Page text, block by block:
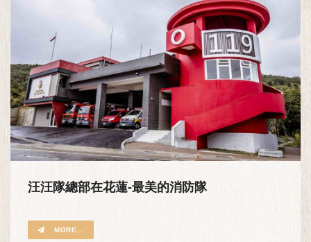
汪汪隊總部在花蓮-最美的消防隊
MORE...